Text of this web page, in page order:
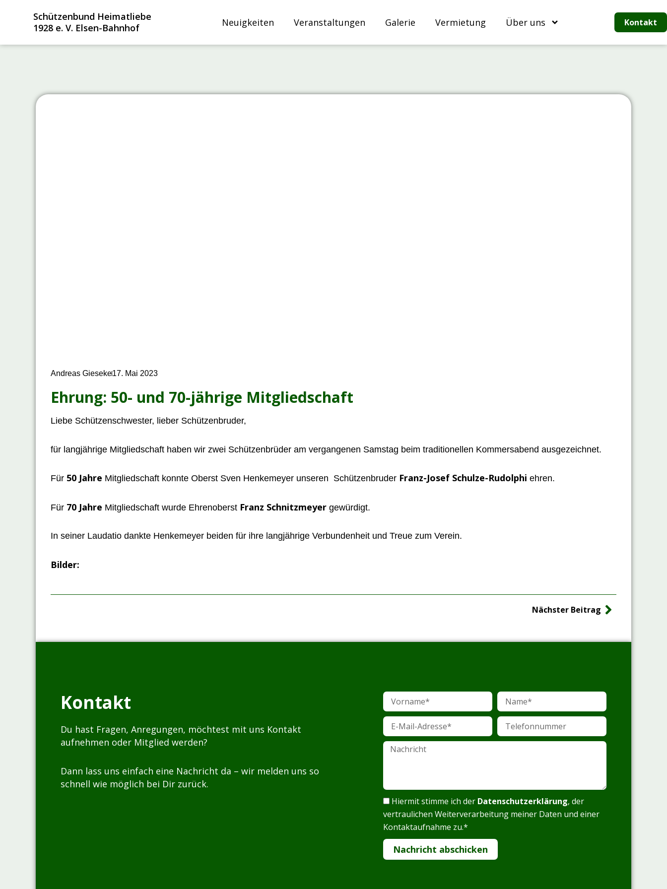
Schützenbund Heimatliebe
1928 e. V. Elsen-Bahnhof
Neuigkeiten Veranstaltungen Galerie Vermietung Über uns Kontakt
Andreas Gieseke17. Mai 2023
Ehrung: 50- und 70-jährige Mitgliedschaft
Liebe Schützenschwester, lieber Schützenbruder,
für langjährige Mitgliedschaft haben wir zwei Schützenbrüder am vergangenen Samstag beim traditionellen Kommersabend ausgezeichnet.
Für 50 Jahre Mitgliedschaft konnte Oberst Sven Henkemeyer unseren Schützenbruder Franz-Josef Schulze-Rudolphi ehren.
Für 70 Jahre Mitgliedschaft wurde Ehrenoberst Franz Schnitzmeyer gewürdigt.
In seiner Laudatio dankte Henkemeyer beiden für ihre langjährige Verbundenheit und Treue zum Verein.
Bilder:
Nächster Beitrag Nächster
Kontakt
Du hast Fragen, Anregungen, möchtest mit uns Kontakt
aufnehmen oder Mitglied werden?
Dann lass uns einfach eine Nachricht da – wir melden uns so
schnell wie möglich bei Dir zurück.
Vorname Name
E-
Mail-
Adresse*
Telefonnummer
Nachricht
Datenschutz
Hiermit stimme ich der Datenschutzerklärung, der
vertraulichen Weiterverarbeitung meiner Daten und einer
Kontaktaufnahme zu.*
Nachricht abschicken